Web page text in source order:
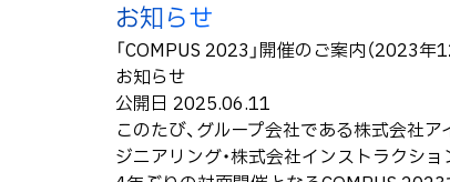
お知らせ
「COMPUS 2023」開催のご案内（2023年
お知らせ
公開日 2025.06.11
このたび、グループ会社である株式会社
ジニアリング・株式会社インストラクシ